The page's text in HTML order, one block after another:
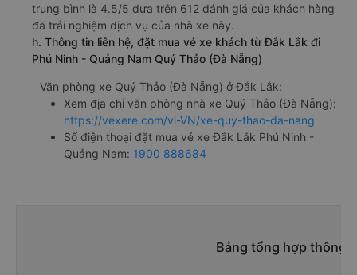
trung bình là 4.5/5 dựa trên 612 đánh giá của khách hàng
đã trải nghiệm dịch vụ của nhà xe này.
h. Thông tin liên hệ, đặt mua vé xe khách từ Đắk Lắk đi
Phú Ninh - Quảng Nam Quý Thảo (Đà Nẵng)
Văn phòng xe Quý Thảo (Đà Nẵng) ở Đắk Lắk:
Xem địa chỉ văn phòng nhà xe Quý Thảo (Đà Nẵng):
https://vexere.com/vi-VN/xe-quy-thao-da-nang
Số điện thoại đặt mua vé xe Đắk Lắk Phú Ninh -
Quảng Nam: 1900 888684
Bảng tổng hợp thông